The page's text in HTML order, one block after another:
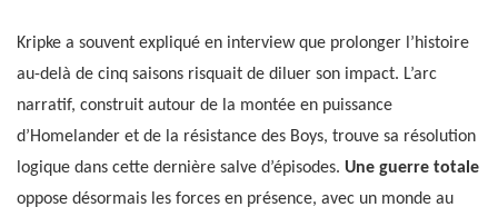
Kripke a souvent expliqué en interview que prolonger l’histoire
au-delà de cinq saisons risquait de diluer son impact. L’arc
narratif, construit autour de la montée en puissance
d’Homelander et de la résistance des Boys, trouve sa résolution
logique dans cette dernière salve d’épisodes. Une guerre totale
oppose désormais les forces en présence, avec un monde au